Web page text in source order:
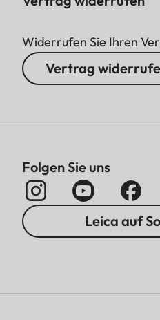
Widerrufen Sie Ihren
Vertrag
Folgen Sie uns
Leica auf